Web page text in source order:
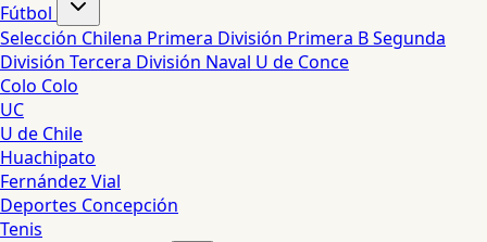
Fútbol
Selección Chilena Primera División Primera BSegunda
División Tercera División Naval U de Conce
Colo Colo
UC
U de Chile
Huachipato
Fernández Vial
Deportes Concepción
Tenis